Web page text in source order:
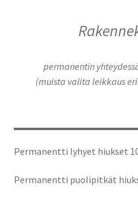
permanentin
(muista valita leikkaus
Permanentti lyhyet hiukset
Permanentti puolipitkät